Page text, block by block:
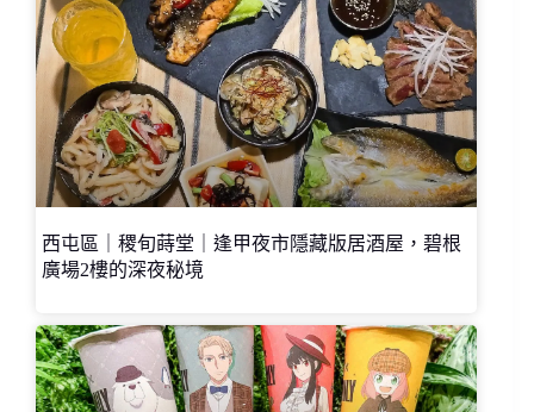
西屯區｜稷旬蒔堂｜逢甲夜市隱藏版居酒屋，碧根
廣場2樓的深夜秘境